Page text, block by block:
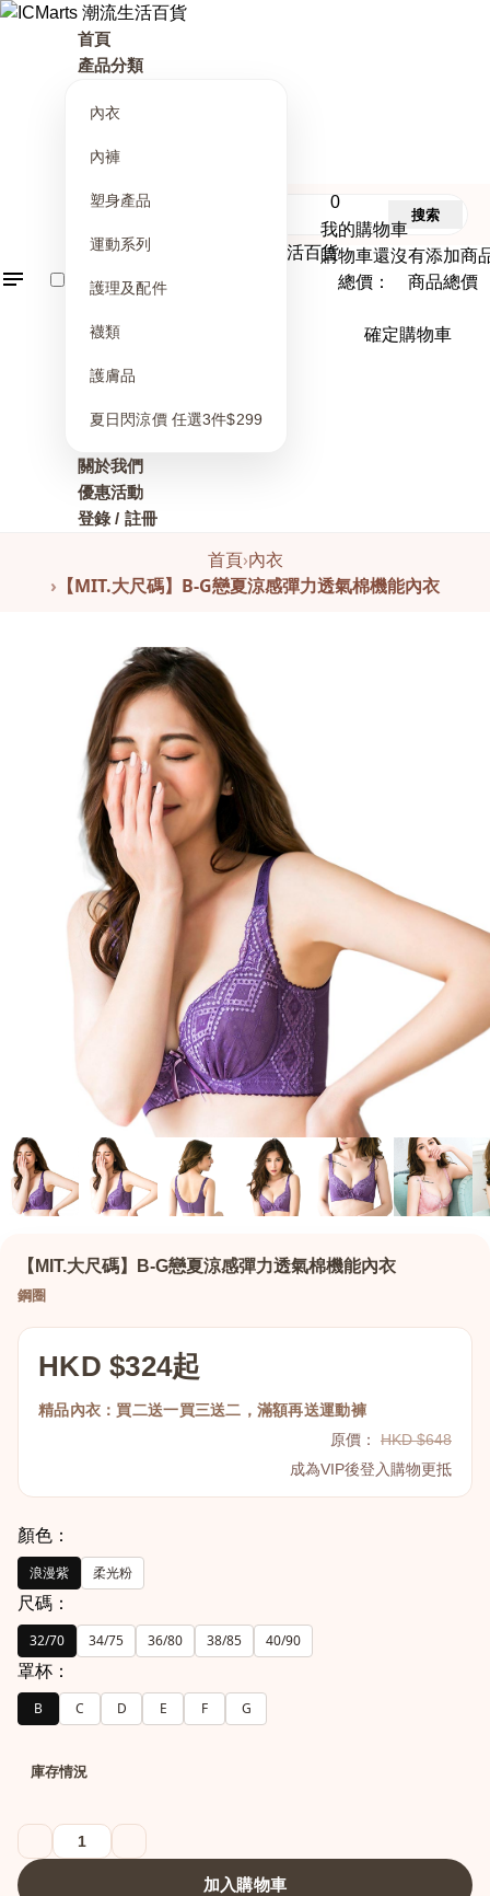
首頁
產品分類
內衣
內褲
塑身產品
運動系列
護理及配件
襪類
護膚品
夏日閃涼價 任選3件$299
關於我們
優惠活動
登錄 / 註冊
0
我的購物車
購物車還沒有添加商
總價： 商品總價
確定購物車
搜索
首頁›內衣
› 【MIT.大尺碼】B-G戀夏涼感彈力透氣棉機能內衣
【MIT.大尺碼】B-G戀夏涼感彈力透氣棉機能內衣
鋼圈
HKD $324起
精品內衣：買二送一買三送二，滿額再送運動褲
原價：
HKD $648
成為VIP後登入購物更抵
顏色：
浪漫紫 柔光粉
尺碼：
32/70 34/75 36/80 38/85 40/90
罩杯：
B C D E F G
庫存情況
加入購物車